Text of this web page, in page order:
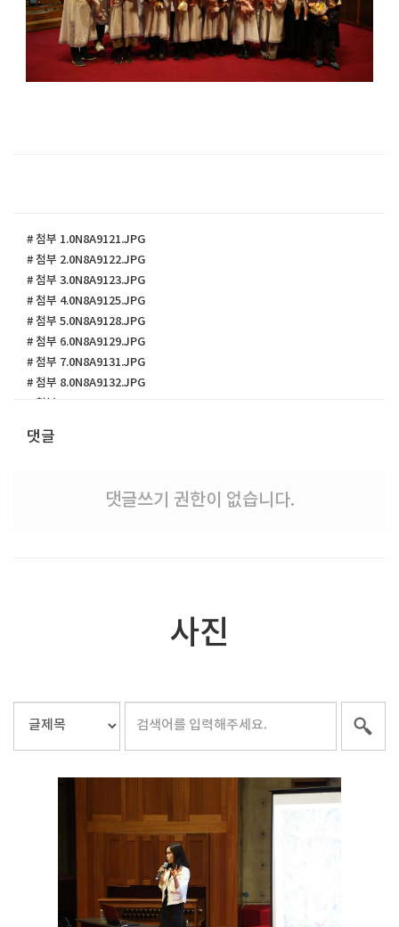
# 첨부 1.0N8A9121.JPG
# 첨부 2.0N8A9122.JPG
# 첨부 3.0N8A9123.JPG
# 첨부 4.0N8A9125.JPG
# 첨부 5.0N8A9128.JPG
# 첨부 6.0N8A9129.JPG
# 첨부 7.0N8A9131.JPG
# 첨부 8.0N8A9132.JPG
# 첨부 9.0N8A9229.JPG
댓글
댓글쓰기 권한이 없습니다.
사진